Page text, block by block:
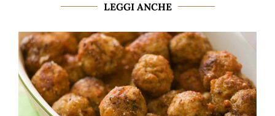
LEGGI ANCHE